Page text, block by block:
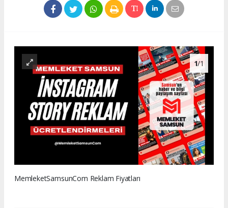
1/1
MemleketSamsunCom Reklam Fiyatları